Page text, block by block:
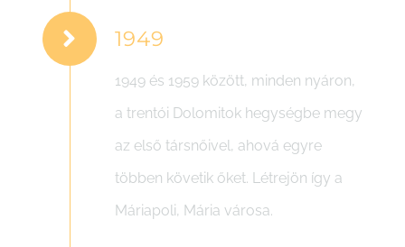
1949
1949 és 1959 között, minden nyáron,
a trentói Dolomitok hegységbe megy
az első társnőivel, ahová egyre
többen követik őket. Létrejön így a
Máriapoli, Mária városa.